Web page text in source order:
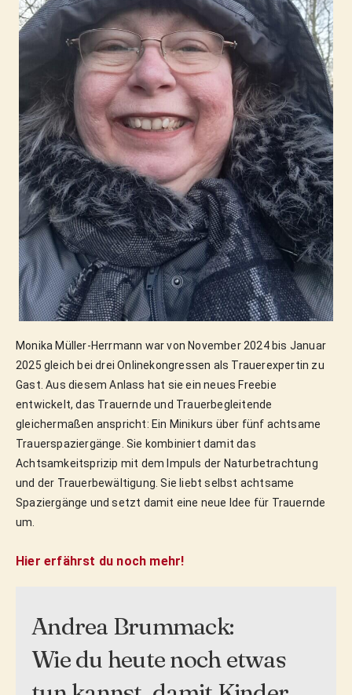
Monika Müller-Herrmann war von November 2024 bis Januar
2025 gleich bei drei Onlinekongressen als Trauerexpertin zu
Gast. Aus diesem Anlass hat sie ein neues Freebie
entwickelt, das Trauernde und Trauerbegleitende
gleichermaßen anspricht: Ein Minikurs über fünf achtsame
Trauerspaziergänge. Sie kombiniert damit das
Achtsamkeitsprizip mit dem Impuls der Naturbetrachtung
und der Trauerbewältigung. Sie liebt selbst achtsame
Spaziergänge und setzt damit eine neue Idee für Trauernde
um.
Hier erfährst du noch mehr!
Andrea Brummack:
Wie du heute noch etwas